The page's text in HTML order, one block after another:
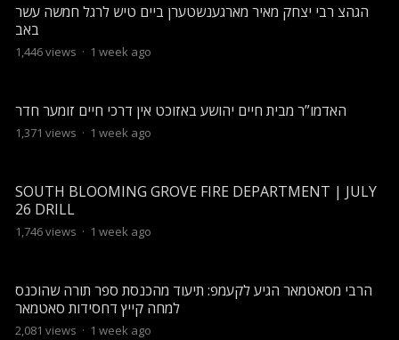
הגהצ רבי יצחק מאיר מארגענשטערן ביים טיש לרגל חמשה עשר
באב
1,446views · 1 week ago
האדמו”ר מבית חיים יהושע באזוכט אין דרכי חיים זומער חדר
1,371 views · 1 week ago
SOUTH BLOOMING GROVE FIRE DEPARTMENT | JULY
26 DRILL
1,746views · 1 week ago
הרבי מסאטמאר הגיע לקעמפ: תיעוד מהכנסת ספר תורה שהוכנס
למחה קייץ דחסידות סאטמאר
2,081 views · 1 week ago